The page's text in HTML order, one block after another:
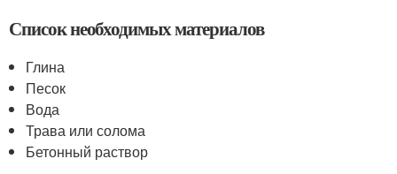
Список необходимых материалов
Глина
Песок
Вода
Трава или солома
Бетонный раствор